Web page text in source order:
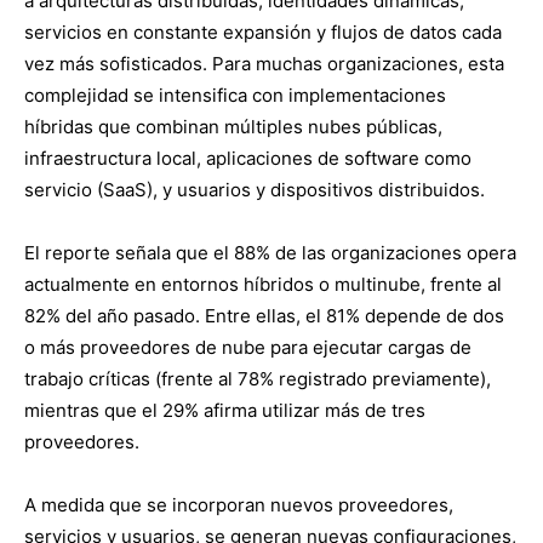
servicios en constante expansión y flujos de datos cada
vez más sofisticados. Para muchas organizaciones, esta
complejidad se intensifica con implementaciones
híbridas que combinan múltiples nubes públicas,
infraestructura local, aplicaciones de software como
servicio (SaaS), y usuarios y dispositivos distribuidos.
El reporte señala que el 88% de las organizaciones opera
actualmente en entornos híbridos o multinube, frente al
82% del año pasado. Entre ellas, el 81% depende de dos
o más proveedores de nube para ejecutar cargas de
trabajo críticas (frente al 78% registrado previamente),
mientras que el 29% afirma utilizar más de tres
proveedores.
A medida que se incorporan nuevos proveedores,
servicios y usuarios, se generan nuevas configuraciones,